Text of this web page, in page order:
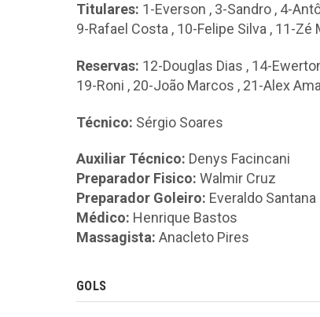
Titulares: 1-Everson , 3-Sandro , 4-
9-Rafael Costa , 10-Felipe Silva , 11-Zé
Reservas: 12-Douglas Dias , 14-
19-Roni , 20-João Marcos , 21-Alex
Técnico: Sérgio Soares
Auxiliar Técnico: Denys Facincani
Preparador Fisico: Walmir Cruz
Preparador Goleiro: Everaldo Santana
Médico: Henrique Bastos
Massagista: Anacleto Pires
GOLS